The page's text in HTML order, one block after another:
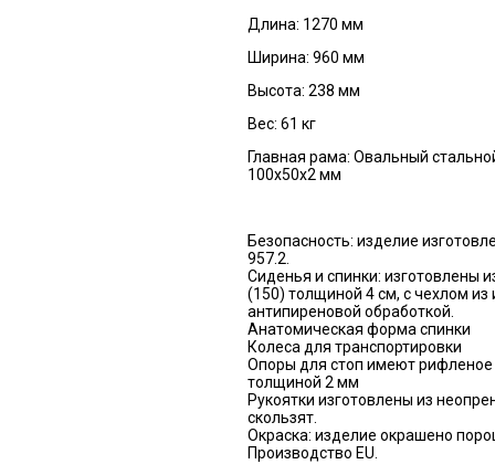
Длина: 1270 мм
Ширина: 960 мм
Высота: 238 мм
Вес: 61 кг
Главная рама: Овальный
100х50х2 мм
Безопасность: изделие
957.2.
Сиденья и спинки: изготовлены
(150) толщиной 4 см, с чехлом из
антипиреновой обработкой.
Анатомическая форма спинки
Колеса для транспортировки
Опоры для стоп имеют
толщиной 2 мм
Рукоятки изготовлены из
скользят.
Окраска: изделие окрашено
Производство EU.